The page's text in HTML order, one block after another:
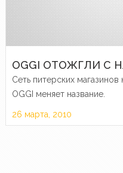
OGGI ОТОЖГЛИ С
Сеть питерских
OGGI меняет название.
26 марта, 2010